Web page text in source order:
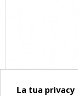
La tua privacy